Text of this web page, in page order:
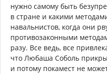
нужно самому быть
в стране и какими
навальнистов, когда они
противозаконными
разу. Все ведь, все
что Любаша Соболь
и потому покамест не